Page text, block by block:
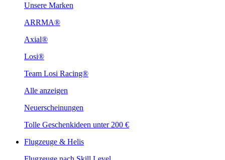
Unsere Marken
ARRMA®
Axial®
Losi®
Team Losi Racing®
Alle anzeigen
Neuerscheinungen
Tolle Geschenkideen unter 200 €
Flugzeuge & Helis